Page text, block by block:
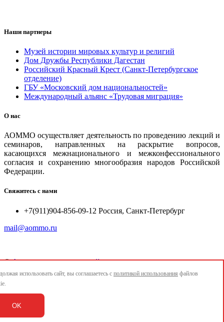
Наши партнеры
Музей истории мировых культур и религий
Дом Дружбы Республики Дагестан
Российский Красный Крест (Санкт-Петербургское
отделение)
ГБУ «Московский дом национальностей»
Международный альянс «Трудовая миграция»
О нас
АОММО осуществляет деятельность по проведению лекций и
семинаров, направленных на раскрытие вопросов,
касающихся межнационального и межконфессионального
согласия и сохранению многообразия народов Российской
Федерации.
Свяжитесь с нами
+7(911)904-856-09-12 Россия, Санкт-Петербург
mail@aommo.ru
© Ассоциация организаций по реализации национальных
проектов и достижению национальных целей развития
mail@aommo.ru
использовать сайт, вы соглашаетесь с политикой использования файлов
OK